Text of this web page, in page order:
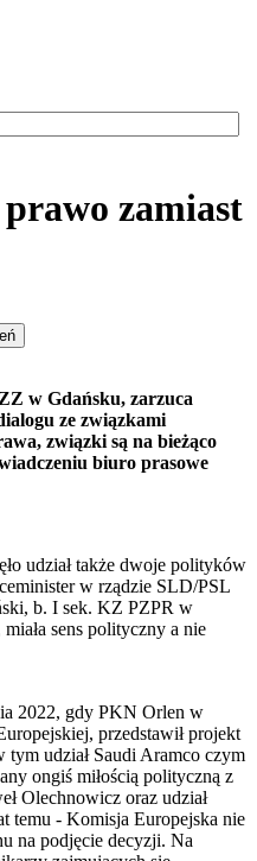
zamiast
w Gdańsku, zarzuca
ze związkami
związki są na bieżąco
biuro prasowe
udział także dwoje polityków
w rządzie SLD/PSL
b. I sek. KZ PZPR w
sens polityczny a nie
2022, gdy PKN Orlen w
przedstawił projekt
udział Saudi Aramco czym
ongiś miłością polityczną z
Olechnowicz oraz udział
temu - Komisja Europejska nie
na podjęcie decyzji. Na